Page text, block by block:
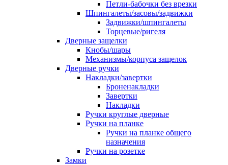
Петли-бабочки без врезки
Шпингалеты/засовы/задвижки
Задвижки/шпингалеты
Торцевые/ригеля
Дверные защелки
Кнобы/шары
Механизмы/корпуса защелок
Дверные ручки
Накладки/завертки
Броненакладки
Завертки
Накладки
Ручки круглые дверные
Ручки на планке
Ручки на планке общего
назначения
Ручки на розетке
Замки